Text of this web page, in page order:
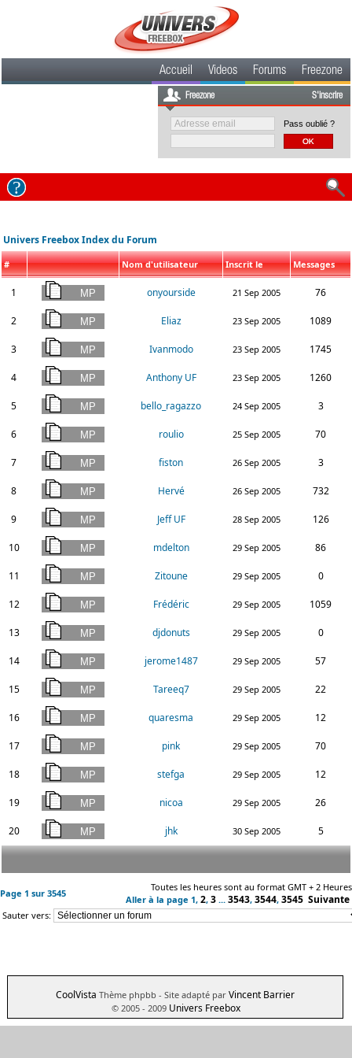
Accueil Videos Forums Freezone
Freezone S'inscrire
Pass oublié ?
Univers Freebox Index du Forum
# Nom d'utilisateur Inscrit le Messages
1 onyourside 21 Sep 2005 76
2 Eliaz 23 Sep 2005 1089
3 Ivanmodo 23 Sep 2005 1745
4 Anthony UF 23 Sep 2005 1260
5 bello_ragazzo 24 Sep 2005 3
6 roulio 25 Sep 2005 70
7 fiston 26 Sep 2005 3
8 Hervé 26 Sep 2005 732
9 Jeff UF 28 Sep 2005 126
10 mdelton 29 Sep 2005 86
11 Zitoune 29 Sep 2005 0
12 Frédéric 29 Sep 2005 1059
13 djdonuts 29 Sep 2005 0
14 jerome1487 29 Sep 2005 57
15 Tareeq7 29 Sep 2005 22
16 quaresma 29 Sep 2005 12
17 pink 29 Sep 2005 70
18 stefga 29 Sep 2005 12
19 nicoa 29 Sep 2005 26
20 jhk 30 Sep 2005 5
Page 1 sur 3545
Toutes les heures sont au format GMT + 2 Heures
Aller à la page 1, 2, 3 ... 3543, 3544, 3545 Suivante
Sauter vers:
CoolVista Thème phpbb - Site adapté par Vincent Barrier
© 2005 - 2009 Univers Freebox